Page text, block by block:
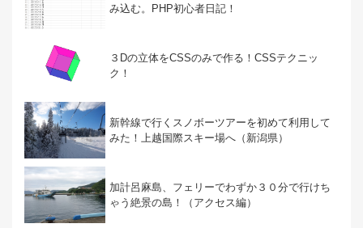
み込む。PHP初心者日記！
３Dの立体をCSSのみで作る！CSSテクニッ
ク！
新幹線で行くスノボーツアーを初めて利用して
みた！上越国際スキー場へ（新潟県）
加計呂麻島、フェリーでわずか３０分で行けち
ゃう絶景の島！（アクセス編）